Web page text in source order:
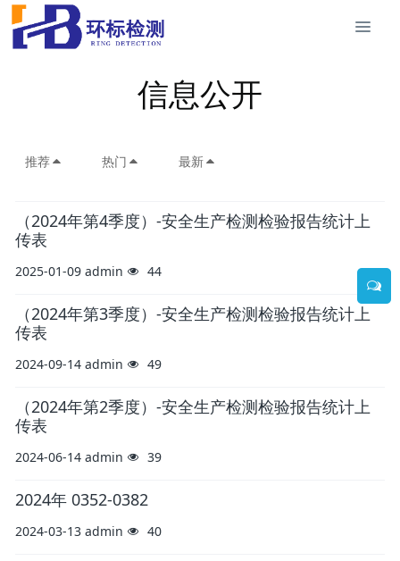
信息公开
推荐 热门 最新
（2024年第4季度）-安全生产检测检验报告统计上
传表
2025-01-09 admin 44
（2024年第3季度）-安全生产检测检验报告统计上
传表
2024-09-14 admin 49
（2024年第2季度）-安全生产检测检验报告统计上
传表
2024-06-14 admin 39
2024年 0352-0382
2024-03-13 admin 40